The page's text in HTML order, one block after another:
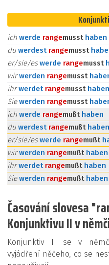
ich werde rangemusst haben
du werdest rangemusst
er/sie/eswerde rangemusst
wirwerden rangemusst
ihrwerdet rangemusst haben
Siewerden rangemusst
ich werde rangemußt haben
du werdest rangemußt haben
er/sie/eswerde rangemußt
wirwerden rangemußt haben
ihrwerdet rangemußt haben
Siewerden rangemußt haben
Časování slovesa
Konjunktivu II v
Konjunktiv II se v
vyjádření něčeho, co se